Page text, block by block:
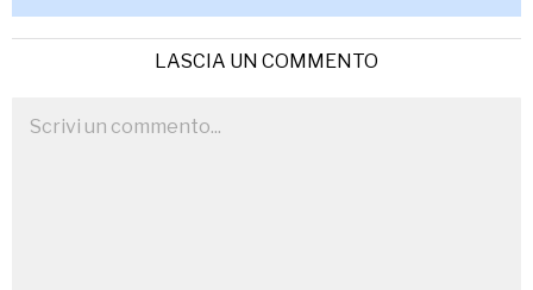
LASCIA UN COMMENTO